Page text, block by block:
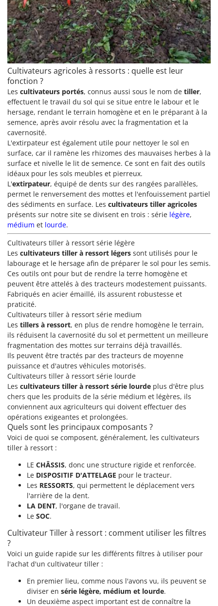
Cultivateurs agricoles à ressorts : quelle est leur
fonction ?
Les cultivateurs portés, connus aussi sous le nom de tiller,
effectuent le travail du sol qui se situe entre le labour et le
hersage, rendant le terrain homogène et en le préparant à la
semence, après avoir résolu avec la fragmentation et la
cavernosité.
L'extirpateur est également utile pour nettoyer le sol en
surface, car il ramène les rhizomes des mauvaises herbes à la
surface et nivelle le lit de semence. Ce sont en fait des outils
idéaux pour les sols meubles et pierreux.
L'extirpateur, équipé de dents sur des rangées parallèles,
permet le renversement des mottes et l'enfouissement partiel
des sédiments en surface. Les cultivateurs tiller agricoles
présents sur notre site se divisent en trois : série légère,
médium et lourde.
Cultivateurs tiller à ressort série légère
Les cultivateurs tiller à ressort légers sont utilisés pour le
labourage et le hersage afin de préparer le sol pour les semis.
Ces outils ont pour but de rendre la terre homogène et
peuvent être attelés à des tracteurs modestement puissants.
Fabriqués en acier émaillé, ils assurent robustesse et
praticité.
Cultivateurs tiller à ressort série medium
Les tillers à ressort, en plus de rendre homogène le terrain,
ils réduisent la cavernosité du sol et permettent un meilleure
fragmentation des mottes sur terrains déjà travaillés.
Ils peuvent être tractés par des tracteurs de moyenne
puissance et d'autres véhicules motorisés.
Cultivateurs tiller à ressort série lourde
Les cultivateurs tiller à ressort série lourde plus d'être plus
chers que les produits de la série médium et légères, ils
conviennent aux agriculteurs qui doivent effectuer des
opérations exigeantes et prolongées.
Quels sont les principaux composants ?
Voici de quoi se composent, généralement, les cultivateurs
tiller à ressort :
LE CHÂSSIS, donc une structure rigide et renforcée.
Le DISPOSITIF D'ATTELAGE pour le tracteur.
Les RESSORTS, qui permettent le déplacement vers
l'arrière de la dent.
LA DENT, l'organe de travail.
Le SOC.
Cultivateur Tiller à ressort : comment utiliser les filtres
?
Voici un guide rapide sur les différents filtres à utiliser pour
l'achat d'un cultivateur tiller :
En premier lieu, comme nous l'avons vu, ils peuvent se
diviser en série légère, médium et lourde.
Un deuxième aspect important est de connaître la